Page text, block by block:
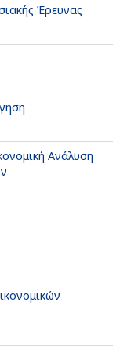
Έρευνας
Ανάλυση